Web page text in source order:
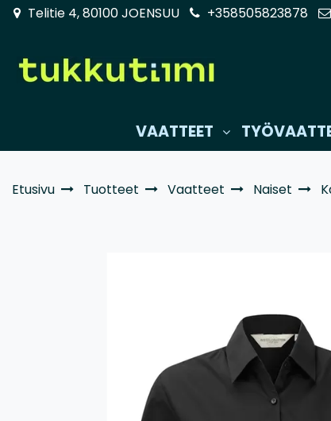
Siirry pääsisältöön
Telitie 4, 80100 JOENSUU +358505823878
VAATTEET
Etusivu Tuotteet Vaatteet Naiset